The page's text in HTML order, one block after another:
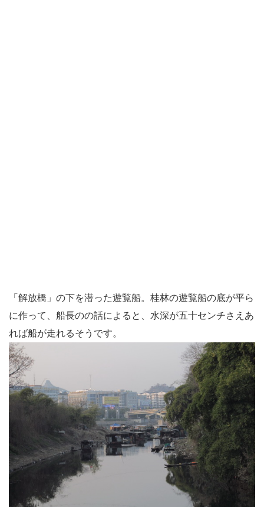
「解放橋」の下を潜った遊覧船。桂林の遊覧船の底が平ら
に作って、船長のの話によると、水深が五十センチさえあ
れば船が走れるそうです。